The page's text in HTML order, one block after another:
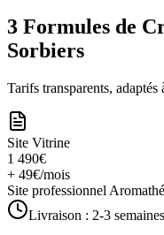
3 Formules de
Sorbiers
Tarifs transparents,
Site Vitrine
1 490€
+ 49€/mois
Site professionnel
Livraison : 2-3 semaines